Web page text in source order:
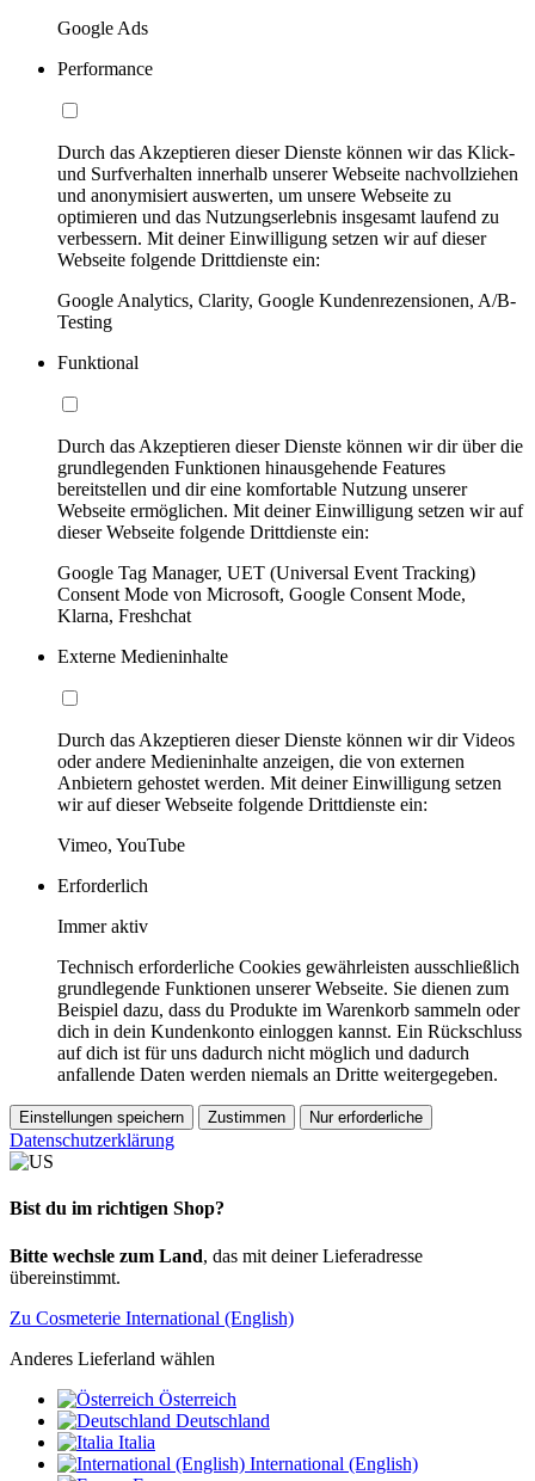
Google Ads
Performance
Durch das Akzeptieren dieser Dienste können wir das Klick-
und Surfverhalten innerhalb unserer Webseite nachvollziehen
und anonymisiert auswerten, um unsere Webseite zu
optimieren und das Nutzungserlebnis insgesamt laufend zu
verbessern. Mit deiner Einwilligung setzen wir auf dieser
Webseite folgende Drittdienste ein:
Google Analytics, Clarity, Google Kundenrezensionen, A/B-
Testing
Funktional
Durch das Akzeptieren dieser Dienste können wir dir über die
grundlegenden Funktionen hinausgehende Features
bereitstellen und dir eine komfortable Nutzung unserer
Webseite ermöglichen. Mit deiner Einwilligung setzen wir auf
dieser Webseite folgende Drittdienste ein:
Google Tag Manager, UET (Universal Event Tracking)
Consent Mode von Microsoft, Google Consent Mode,
Klarna, Freshchat
Externe Medieninhalte
Durch das Akzeptieren dieser Dienste können wir dir Videos
oder andere Medieninhalte anzeigen, die von externen
Anbietern gehostet werden. Mit deiner Einwilligung setzen
wir auf dieser Webseite folgende Drittdienste ein:
Vimeo, YouTube
Erforderlich
Immer aktiv
Technisch erforderliche Cookies gewährleisten ausschließlich
grundlegende Funktionen unserer Webseite. Sie dienen zum
Beispiel dazu, dass du Produkte im Warenkorb sammeln oder
dich in dein Kundenkonto einloggen kannst. Ein Rückschluss
auf dich ist für uns dadurch nicht möglich und dadurch
anfallende Daten werden niemals an Dritte weitergegeben.
Einstellungen speichern Zustimmen Nur erforderliche
Datenschutzerklärung
Bist du im richtigen Shop?
Bitte wechsle zum Land, das mit deiner Lieferadresse
übereinstimmt.
Zu Cosmeterie International (English)
Anderes Lieferland wählen
Österreich
Deutschland
Italia
International (English)